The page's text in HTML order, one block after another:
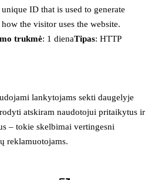
unique ID that is used to generate
the visitor uses the website.
trukmė: 1 dienaTipas: HTTP
lankytojams sekti daugelyje
atskiram naudotojui pritaikytus ir
– tokie skelbimai vertingesni
reklamuotojams.